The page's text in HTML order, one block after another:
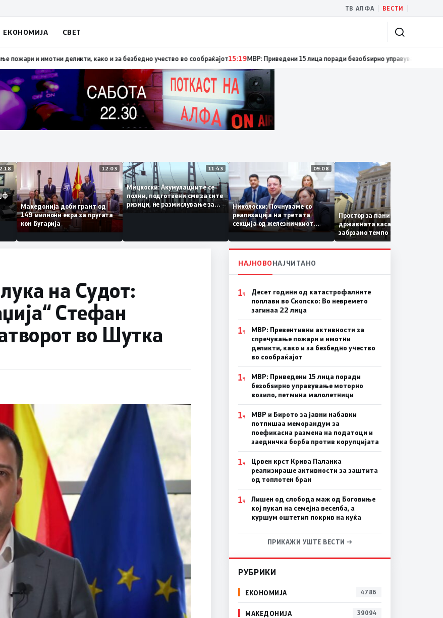
ТВ АЛФА ВЕСТИ
ЕКОНОМИЈА СВЕТ
Во невремето загинаа 22 лица15:19МВР: Превентивни активности за спречување пожари и имотни деликти, како и за безбедно
12:18 12:03
Македонија доби грант од
149 милиони евра за пругата
кон Бугарија
11:43
Мицкоски: Акумулациите се
полни, подготвени сме за сите
ризици, не размислување за
поскапување на струјата
09:08
Николоски: Почнуваме со
реализација на третата
секција од железничкиот
Коридор 8, Македонија
станува раскрсница на
Балканот
Простор за паника нема –
државната каса се полни со
забрзано темпо
на Судот:
Стефан
во Шутка
НАЈНОВОНАЈЧИТАНО
1Ч
Десет години од катастрофалните
поплави во Скопско: Во невремето
загинаа 22 лица
1Ч
МВР: Превентивни активности за
спречување пожари и имотни
деликти, како и за безбедно учество
во сообраќајот
1Ч
МВР: Приведени 15 лица поради
безобѕирно управување моторно
возило, петмина малолетници
1Ч
МВР и Бирото за јавни набавки
потпишаа меморандум за
поефикасна размена на податоци и
заедничка борба против корупцијата
1Ч
Црвен крст Крива Паланка
реализираше активности за заштита
од топлотен бран
1Ч
Лишен од слобода маж од Боговиње
кој пукал на семејна веселба, а
куршум оштетил покрив на куќа
ПРИКАЖИ УШТЕ ВЕСТИ →
РУБРИКИ
ЕКОНОМИЈА 4786
МАКЕДОНИЈА 39094